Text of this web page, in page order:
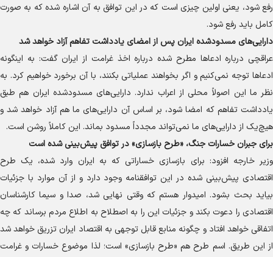
رفع شود، یعنی اولین چیزی است که در این توافق به آن اشاره شده که به صورت
کامل باید رفع شود.
دارایی‌های مسدودشده ایران پس از امضای یادداشت تفاهم آزاد خواهد شد
عراقچی درباره ادعا‌ها مطرح شده درباره اخذ غرامت از ایران گفت: به اینگونه
ادعا‌ها توجه نمی‌کنیم و اگر بخواهند عملیاتی بکنند، با آن برخورد خواهیم کرد. به
نظر ما این اصولاً محلی از اعراب ندارد. دارایی‌های مسدودشده ایران هم طبق
یادداشت تفاهم که امضا شود، بر اساس آن دارایی‌های ما هم آزاد خواهد شد و
هیچ‌یک از دارایی‌های ما نمی‌تواند مجدداً مسدود بماند. این کاملاً روشن است.
برای جبران خسارات جنگ، «طرح بازسازی» در توافق پیش‌بینی شده است
وزیر خارجه افزود: برای بازسازی خساراتی که به ایران وارد شده، یک طرح
اقتصادی پیش‌بینی شده در این توافقنامه وجود دارد و از آن موارد با جزئیات
بیاید بحث بشود. امیدوار هستم که وقتی نهایی شد، صدا و سیما کارشناسان
اقتصادی را دعوت بکند و جزئیات این را به اصطلاح به اطلاع مردم برساند که چه
اتفاقی خواهد افتاد و چگونه منابع قابل توجهی به اقتصاد ایران تزریق خواهد شد
از این طریق. اسم طرح هم «طرح بازسازی» است؛ لذا موضوع خسارات و غرامت